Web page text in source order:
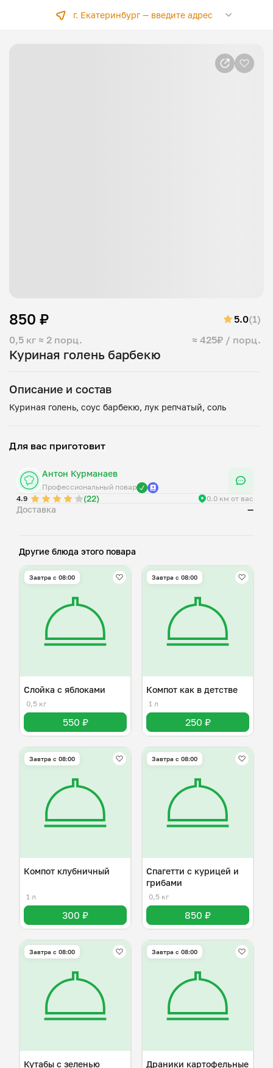
г. Екатеринбург —введите адрес
Куриная голень барбекю
0,5 кг ≈ 2 порц. ≈ 425₽ / порц.
850 ₽ 5.0(1)
Описание и состав
Для вас приготовит
Антон Курманаев
Профессиональный повар
4.9
(22) 0.0 км от вас
Доставка —
Другие блюда этого повара
Завтра c 08:00
Слойка с яблоками
0,5 кг
550 ₽
Завтра c 08:00
Компот как в детстве
1 л
250 ₽
Завтра c 08:00
Компот клубничный
1 л
300 ₽
Завтра c 08:00
Спагетти с курицей и
грибами
0,5 кг
850 ₽
Завтра c 08:00
Кутабы с зеленью
Завтра c 08:00
Драники картофельные